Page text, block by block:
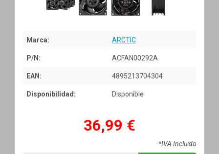
Marca: ARCTIC
P/N: ACFAN00292A
EAN: 4895213704304
Disponibilidad: Disponible
36,99 €
*IVA Incluido